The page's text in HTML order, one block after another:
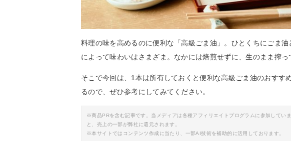
料理の味を高めるのに便利な「高級ごま油」。ひとくちにごま
によって味わいはさまざま。なかには焙煎せずに、生のまま搾っ
そこで今回は、1本は所有しておくと便利な高級ごま油のおすす
るので、ぜひ参考にしてみてください。
※商品PRを含む記事です。当メディアは各種アフィリエイトプログラムに参加してい
と、売上の一部が弊社に還元されます。
※本サイトではコンテンツ作成に当たり、一部AI技術を補助的に活用しております。